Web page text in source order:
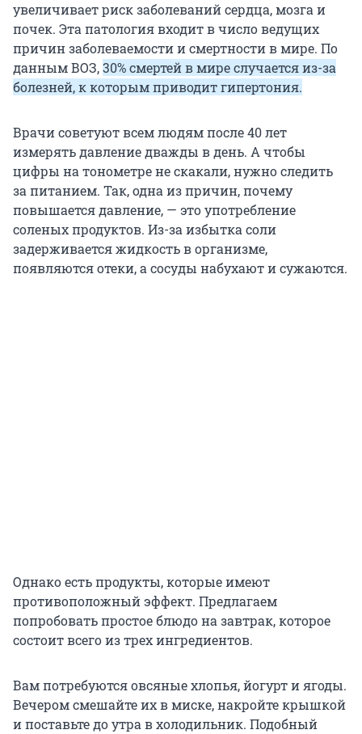
увеличивает риск заболеваний сердца, мозга и
почек. Эта патология входит в число ведущих
причин заболеваемости и смертности в мире. По
данным ВОЗ,30% смертей в мире случается из-за
болезней, к которым приводит гипертония.
Врачи советуют всем людям после 40 лет
измерять давление дважды в день. А чтобы
цифры на тонометре не скакали, нужно следить
за питанием. Так, одна из причин, почему
повышается давление, — это употребление
соленых продуктов. Из-за избытка соли
задерживается жидкость в организме,
появляются отеки, а сосуды набухают и сужаются.
Однако есть продукты, которые имеют
противоположный эффект. Предлагаем
попробовать простое блюдо на завтрак, которое
состоит всего из трех ингредиентов.
Вам потребуются овсяные хлопья, йогурт и ягоды.
Вечером смешайте их в миске, накройте крышкой
и поставьте до утра в холодильник. Подобный